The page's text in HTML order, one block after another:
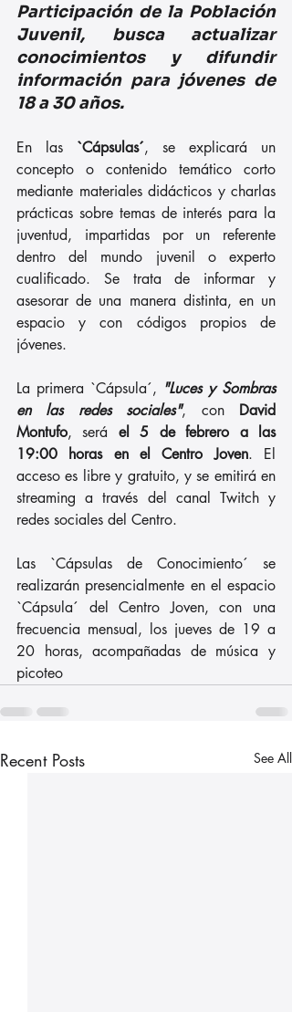
Participación de la Población
Juvenil, busca actualizar
conocimientos y difundir
información para jóvenes de
18 a 30 años.
En las `Cápsulas´, se explicará un
concepto o contenido temático corto
mediante materiales didácticos y charlas
prácticas sobre temas de interés para la
juventud, impartidas por un referente
dentro del mundo juvenil o experto
cualificado. Se trata de informar y
asesorar de una manera distinta, en un
espacio y con códigos propios de
jóvenes.
La primera `Cápsula´, "Luces y Sombras
en las redes sociales", con David
Montufo, será el 5 de febrero a las
19:00 horas en el Centro Joven. El
acceso es libre y gratuito, y se emitirá en
streaming a través del canal Twitch y
redes sociales del Centro.
Las `Cápsulas de Conocimiento´ se
realizarán presencialmente en el espacio
`Cápsula´ del Centro Joven, con una
frecuencia mensual, los jueves de 19 a
20 horas, acompañadas de música y
picoteo
Recent Posts See All